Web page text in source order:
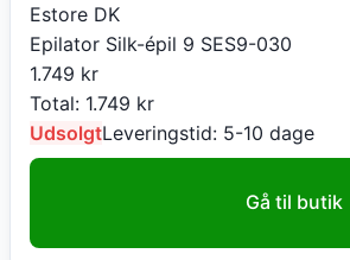
Estore DK
Epilator Silk-épil 9 SES9-030
1.749 kr
Total: 1.749 kr
UdsolgtLeveringstid: 5-10 dage
Gå til butik